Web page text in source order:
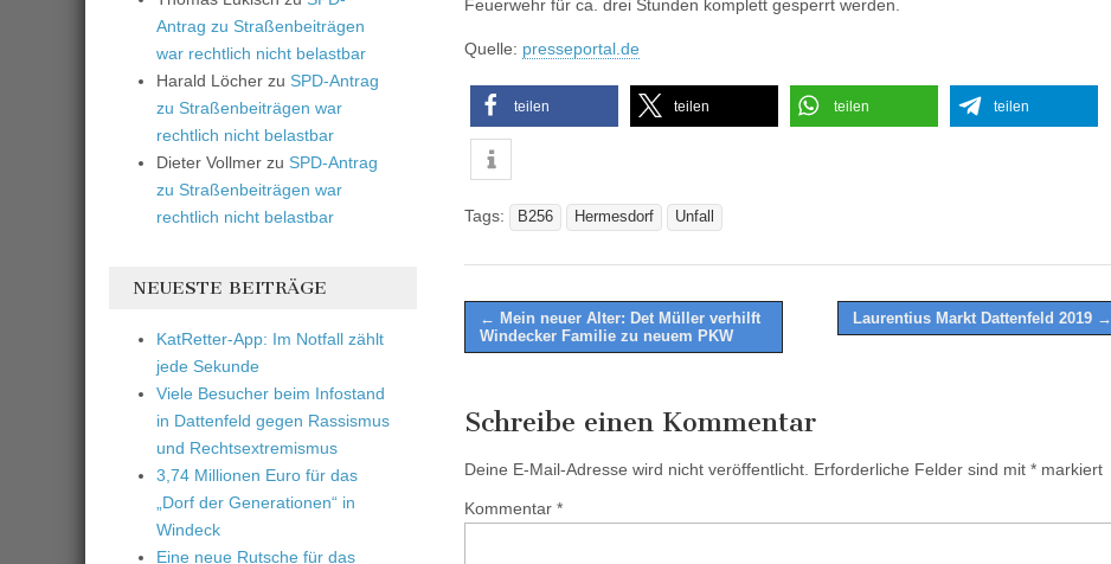
Feuerwehr für ca. drei Stunden komplett gesperrt werden.
Quelle: presseportal.de
teilen teilen teilen teilen
Tags: B256 Hermesdorf Unfall
Post
navigation
← Mein neuer Alter: Det Müller verhilft
Windecker Familie zu neuem PKW
Laurentius Markt Dattenfeld 2019 →
Schreibe einen Kommentar
Deine E-Mail-Adresse wird nicht veröffentlicht. Erforderliche Felder sind mit * markiert
Kommentar *
Antrag zu Straßenbeiträgen
war rechtlich nicht belastbar
Harald Löcher zu SPD-Antrag
zu Straßenbeiträgen war
rechtlich nicht belastbar
Dieter Vollmer zu SPD-Antrag
zu Straßenbeiträgen war
rechtlich nicht belastbar
NEUESTE BEITRÄGE
KatRetter-App: Im Notfall zählt
jede Sekunde
Viele Besucher beim Infostand
in Dattenfeld gegen Rassismus
und Rechtsextremismus
3,74 Millionen Euro für das
„Dorf der Generationen“ in
Windeck
Eine neue Rutsche für das